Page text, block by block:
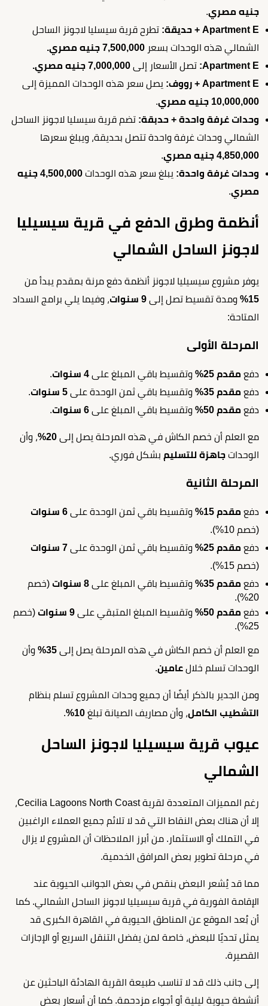
جنيه مصري.
Apartment E + حديقة:
تطرح قرية سيسليا لاجونز الساحل
الشمالي هذه الوحدات بسعر 7,500,000 جنيه مصري.
Apartment E: تصل الأسعار إلى 7,000,000 جنيه مصري.
Apartment E + رووف:
يصل سعر هذه الوحدات المميزة إلى
10,000,000 جنيه مصري
.
وحدات غرفة واحدة + حدبقة: تضم قرية سيسليا لاجونز الساحل
الشمالي وحدات غرفة واحدة تتصل بحديقة، ويبلغ سعرها
4,850,000 جنيه مصري
.
وحدات غرفة واحدة: يبلغ سعر هذه الوحدات
4,500,000 جنيه
مصري.
أنظمة وطرق الدفع في قرية سيسيليا
لاجونز الساحل الشمالي
يوفر مشروع سيسيليا لاجونز أنظمة دفع مرنة بمقدم يبدأ من
15%
ومدة تقسيط تصل إلى 9 سنوات
، وفيما يلي برامج السداد
المتاحة:
المرحلة الأولى
دفع مقدم 25% وتقسيط باقي المبلغ على
.
دفع مقدم 35% وتقسيط باقي ثمن الوحدة على
.
دفع مقدم 50% وتقسيط باقي المبلغ على 6 سنوات .
مع العلم أن خصم الكاش في هذه المرحلة يصل إلى 20%
، وأن
الوحدات جاهزة للتسليم بشكل فوري.
المرحلة الثانية
دفع مقدم 15% وتقسيط باقي ثمن الوحدة على 6 سنوات
(خصم 10%).
دفع مقدم 25% وتقسيط باقي ثمن الوحدة على 7 سنوات
(خصم 15%).
دفع مقدم 35% وتقسيط باقي المبلغ على 8 سنوات
(خصم
20%).
دفع مقدم 50% وتقسيط المبلغ المتبقي على 9 سنوات
(خصم
25%).
مع العلم أن خصم الكاش في هذه المرحلة يصل إلى 35%
وأن
الوحدات تسلم خلال عامين.
ومن الجدير بالذكر أيضًا أن جميع وحدات المشروع تسلم بنظام
التشطيب الكامل، وأن مصاريف الصيانة تبلغ .
عيوب قرية سيسيليا لاجونز الساحل
الشمالي
رغم المميزات المتعددة لقرية Cecilia Lagoons North Coast،
إلا أن هناك بعض النقاط التي قد لا تلائم جميع العملاء الراغبين
في التملك أو الاستثمار. من أبرز الملاحظات أن المشروع لا يزال
في مرحلة تطوير بعض المرافق الخدمية.
مما قد يُشعر البعض بنقص في بعض الجوانب الحيوية عند
الإقامة الفورية في قرية سيسيليا لاجونز الساحل الشمالي. كما
أن بُعد الموقع عن المناطق الحيوية في القاهرة الكبرى قد
يمثل تحديًا للبعض، خاصة لمن يفضل التنقل السريع أو الإجازات
القصيرة.
إلى جانب ذلك قد لا تناسب طبيعة القرية الهادئة الباحثين عن
أنشطة حيوية ليلية أو أجواء مزدحمة. كما أن أسعار بعض